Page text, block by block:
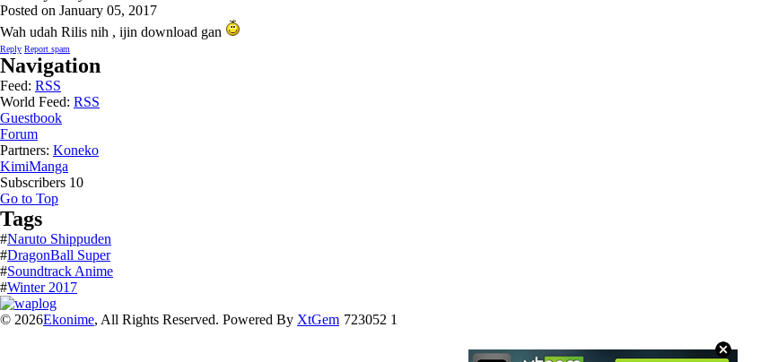
Posted on January 05, 2017
Wah udah Rilis nih , ijin download gan
Reply Report spam
Navigation
Feed: RSS
World Feed: RSS
Guestbook
Forum
Partners: Koneko
KimiManga
Subscribers 10
Go to Top
Tags
#Naruto Shippuden
#DragonBall Super
#Soundtrack Anime
#Winter 2017
© 2026Ekonime, All Rights Reserved. Powered By XtGem 723052 1